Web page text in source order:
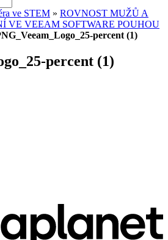
ve STEM » ROVNOST MUŽŮ A
VE VEEAM SOFTWARE POUHOU
percent (1)
percent (1)